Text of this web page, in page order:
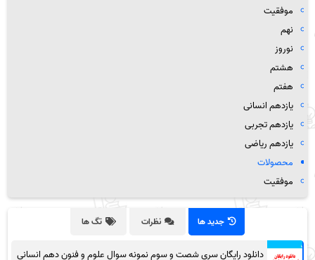
موفقیت
نهم
نوروز
هشتم
هفتم
یازدهم انسانی
یازدهم تجربی
یازدهم ریاضی
محصولات
موفقیت
جدید ها نظرات تگ ها
دانلود رایگان سری شصت و سوم نمونه سوال علوم و فنون دهم انسانی